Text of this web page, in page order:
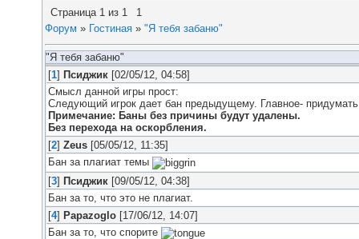
Страница 1 из 1
1
Форум » Гостиная » "Я тебя забаню"
"Я тебя забаню"
[1] Псиджик [02/05/12, 04:58]
Смысл данной игры прост:
Следующий игрок дает бан предыдущему. Главное- придумать
Примечание: Баны без причины будут удалены.
Без перехода на оскорбления.
[2] Zeus [05/05/12, 11:35]
Бан за плагиат темы
[3] Псиджик [09/05/12, 04:38]
Бан за то, что это не плагиат.
[4] Papazoglo [17/06/12, 14:07]
Бан за то, что спорите